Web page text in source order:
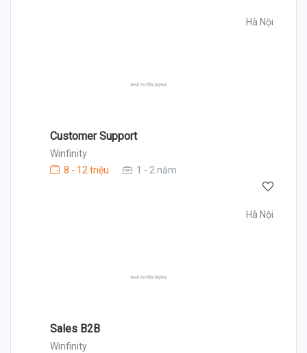
Hà Nội
Customer Support
Winfinity
8 - 12 triệu
1 - 2 năm
Hà Nội
Sales B2B
Winfinity